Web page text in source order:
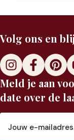
Volg ons en
Meld je aan
date over de
mailadres